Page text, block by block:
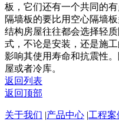
板，它们还有一个共同的
隔墙板的要比用空心隔墙
结构房屋往往都会选择轻
式，不论是安装，还是施
影响其使用寿命和抗震性
屋或者冷库。
返回列表
返回顶部
关于我们 |产品中心 |工程案